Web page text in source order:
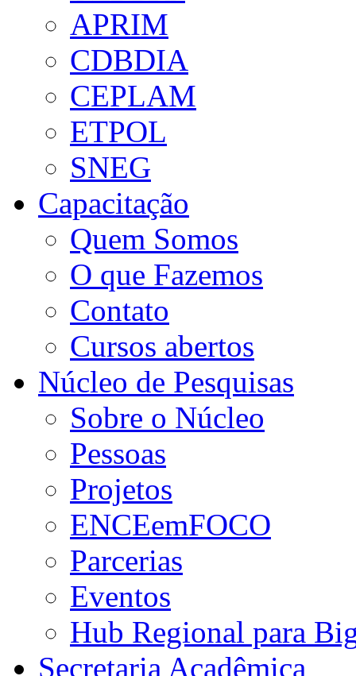
APRIM
CDBDIA
CEPLAM
ETPOL
SNEG
Capacitação
Quem Somos
O que Fazemos
Contato
Cursos abertos
Núcleo de Pesquisas
Sobre o Núcleo
Pessoas
Projetos
ENCEemFOCO
Parcerias
Eventos
Hub Regional para
Secretaria Acadêmica